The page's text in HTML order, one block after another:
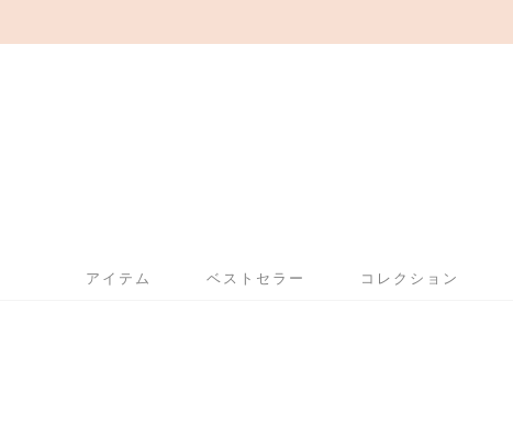
アイテム ベストセラー コレクション